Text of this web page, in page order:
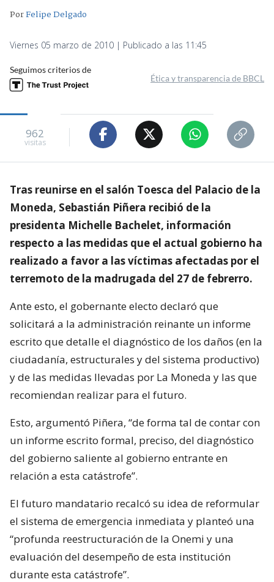
PorFelipe Delgado
Viernes 05 marzo de 2010 | Publicado a las 11:45
Seguimos criterios de
Ética y transparencia de BBCL
962
visitas
Tras reunirse en el salón Toesca del Palacio de la
Moneda, Sebastián Piñera recibió de la
presidenta Michelle Bachelet, información
respecto a las medidas que el actual gobierno ha
realizado a favor a las víctimas afectadas por el
terremoto de la madrugada del 27 de febrerro.
Ante esto, el gobernante electo declaró que
solicitará a la administración reinante un informe
escrito que detalle el diagnóstico de los daños (en la
ciudadanía, estructurales y del sistema productivo)
y de las medidas llevadas por La Moneda y las que
recomiendan realizar para el futuro.
Esto, argumentó Piñera, “de forma tal de contar con
un informe escrito formal, preciso, del diagnóstico
del gobierno saliente al gobierno entrante en
relación a esta catástrofe”.
El futuro mandatario recalcó su idea de reformular
el sistema de emergencia inmediata y planteó una
“profunda reestructuración de la Onemi y una
evaluación del desempeño de esta institución
durante esta catástrofe”.